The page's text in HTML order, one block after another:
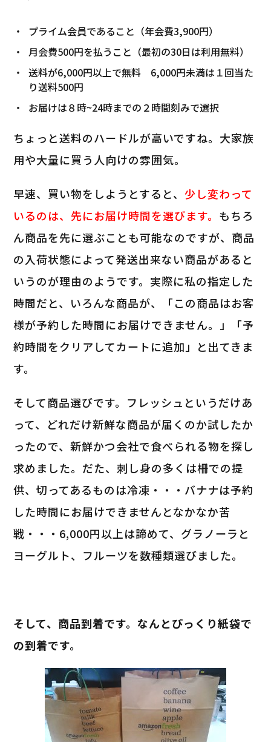
プライム会員であること（年会費3,900円）
月会費500円を払うこと（最初の30日は利用無料）
送料が6,000円以上で無料 6,000円未満は１回当た
り送料500円
お届けは８時~24時までの２時間刻みで選択
ちょっと送料のハードルが高いですね。大家族
用や大量に買う人向けの雰囲気。
早速、買い物をしようとすると、少し変わって
いるのは、先にお届け時間を選びます。 もちろ
ん商品を先に選ぶことも可能なのですが、商品
の入荷状態によって発送出来ない商品があると
いうのが理由のようです。実際に私の指定した
時間だと、いろんな商品が、「この商品はお客
様が予約した時間にお届けできません。」「予
約時間をクリアしてカートに追加」と出てきま
す。
そして商品選びです。フレッシュというだけあ
って、どれだけ新鮮な商品が届くのか試したか
ったので、新鮮かつ会社で食べられる物を探し
求めました。だた、刺し身の多くは柵での提
供、切ってあるものは冷凍・・・バナナは予約
した時間にお届けできませんとなかなか苦
戦・・・6,000円以上は諦めて、グラノーラと
ヨーグルト、フルーツを数種類選びました。
そして、商品到着です。なんとびっくり紙袋で
の到着です。